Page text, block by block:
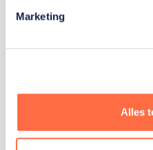
Marketing
Alles
Staatsloterij is
sportiefste land